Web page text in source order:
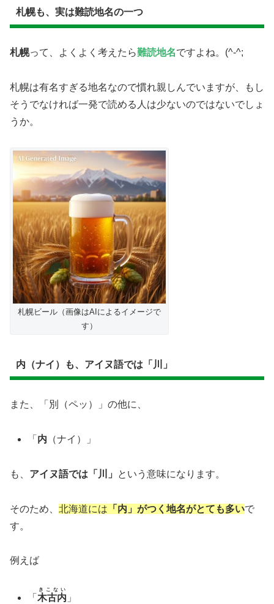
札幌も、実は難読地名の一つ
札幌って、よくよく考えたら難読地名ですよね。(^-^;
札幌は有名すぎる地名なので慣れ親しんでいますが、もし
そうでなければ一発で読める人は少ないのではないでしょ
うか。
札幌ビール（画像はAIによるイメージで
す）
内（ナイ）も、アイヌ語では「川」
また、「別（ペッ）」の他に、
「 内 （ナイ）」
も、 アイヌ語では「川」 という意味になります。
そのため、 北海道には 「内」がつく地名がとても多いで
す。
例えば
「木古内
きこない
」